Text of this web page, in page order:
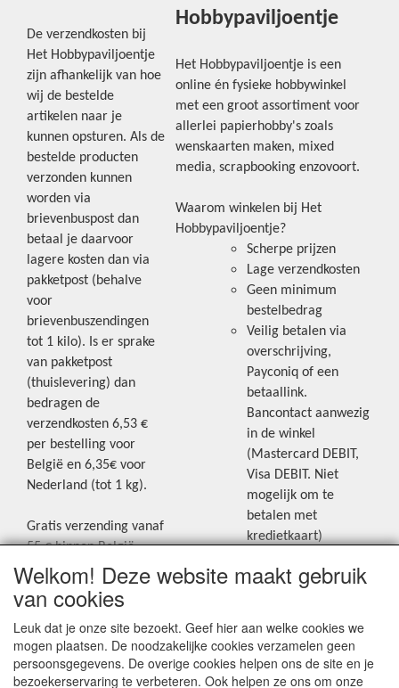
De verzendkosten bij
Het Hobbypaviljoentje
zijn afhankelijk van hoe
wij de bestelde
artikelen naar je
kunnen opsturen. Als de
bestelde producten
verzonden kunnen
worden via
brievenbuspost dan
betaal je daarvoor
lagere kosten dan via
pakketpost (behalve
voor
brievenbuszendingen
tot 1 kilo). Is er sprake
van pakketpost
(thuislevering) dan
bedragen de
verzendkosten 6,53 €
per bestelling voor
België en 6,35€ voor
Nederland (tot 1 kg).
Gratis verzending vanaf
55 € binnen België.
Gratis verzending vanaf
65 € naar Nederland.
Levering andere
landen: geen gratis
verzending, portkosten
worden aangerekend.
Hobbypaviljoentje
Het Hobbypaviljoentje is een
online én fysieke hobbywinkel
met een groot assortiment voor
allerlei papierhobby's zoals
wenskaarten maken, mixed
media, scrapbooking enzovoort.
Waarom winkelen bij Het
Hobbypaviljoentje?
Scherpe prijzen
Lage verzendkosten
Geen minimum
bestelbedrag
Veilig betalen via
overschrijving,
Payconiq of een
betaallink.
Bancontact aanwezig
in de winkel
(Mastercard DEBIT,
Visa DEBIT. Niet
mogelijk om te
betalen met
kredietkaart)
Blijf op de hoogte van de laatste
onze Facebookpagina.
Welkom! Deze website maakt gebruik
van cookies
Leuk dat je onze site bezoekt. Geef hier aan welke cookies we
mogen plaatsen. De noodzakelijke cookies verzamelen geen
persoonsgegevens. De overige cookies helpen ons de site en je
bezoekerservaring te verbeteren. Ook helpen ze ons om onze